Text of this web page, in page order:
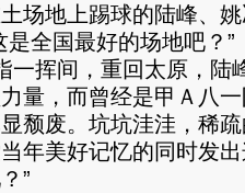
场地上踢球的陆峰、
是全国最好的场地吧？”
挥间，重回太原，陆
量，而曾经是甲Ａ八
颓废。坑坑洼洼，稀
年美好记忆的同时发
”